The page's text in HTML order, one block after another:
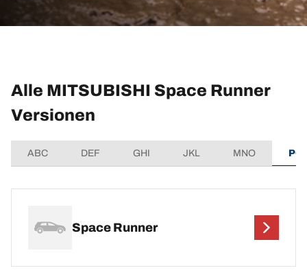
Alle MITSUBISHI Space Runner
Versionen
ABC DEF GHI JKL MNO
Space Runner